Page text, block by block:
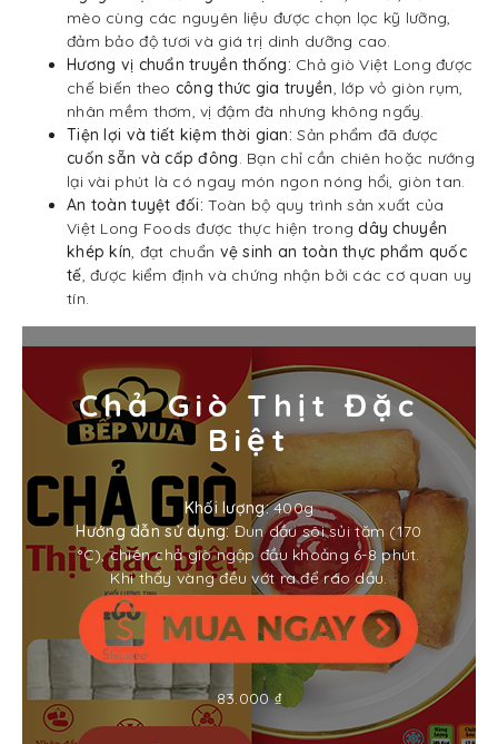
mèo cùng các nguyên liệu được chọn lọc kỹ lưỡng,
đảm bảo độ tươi và giá trị dinh dưỡng cao.
Hương vị chuẩn truyền thống: Chả giò Việt Long được
chế biến theo công thức gia truyền, lớp vỏ giòn rụm,
nhân mềm thơm, vị đậm đà nhưng không ngấy.
Tiện lợi và tiết kiệm thời gian: Sản phẩm đã được
cuốn sẵn và cấp đông. Bạn chỉ cần chiên hoặc nướng
lại vài phút là có ngay món ngon nóng hổi, giòn tan.
An toàn tuyệt đối: Toàn bộ quy trình sản xuất của
Việt Long Foods được thực hiện trongdây chuyền
khép kín, đạt chuẩn vệ sinh an toàn thực phẩm quốc
tế, được kiểm định và chứng nhận bởi các cơ quan uy
tín.
Chả Giò Thịt Đặc
Biệt
Khối lượng:400g
Hướng dẫn sử dụng:Đun dầu sôi sủi tăm (170
°C), chiên chả giò ngập đầu khoảng 6-8 phút.
Khi thấy vàng đều vớt ra để ráo dầu.
83.000₫